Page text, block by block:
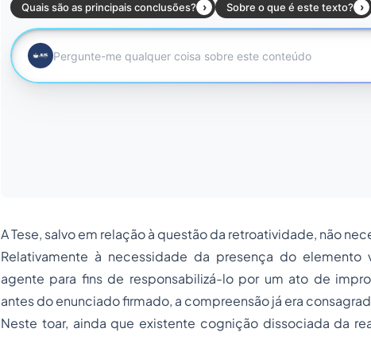
A Tese, salvo em relação à questão da retroatividade, não
Relativamente à necessidade da presença do
agente para fins de responsabilizá-lo por um ato de
antes do enunciado firmado, a compreensão já era
Neste toar, ainda que existente cognição dissociada da